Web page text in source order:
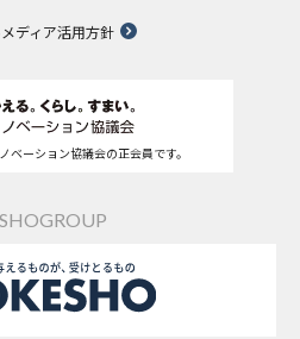
ディア活用方針
ベーション協議会の正会員です。